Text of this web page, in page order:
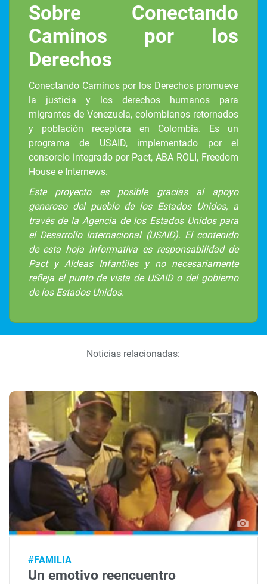
Sobre Conectando
Caminos por los
Derechos
Conectando Caminos por los Derechos promueve
la justicia y los derechos humanos para
migrantes de Venezuela, colombianos retornados
y población receptora en Colombia. Es un
programa de USAID, implementado por el
consorcio integrado por Pact, ABA ROLI, Freedom
House e Internews.
Este proyecto es posible gracias al apoyo
generoso del pueblo de los Estados Unidos, a
través de la Agencia de los Estados Unidos para
el Desarrollo Internacional (USAID). El contenido
de esta hoja informativa es responsabilidad de
Pact y Aldeas Infantiles y no necesariamente
refleja el punto de vista de USAID o del gobierno
de los Estados Unidos.
Noticias relacionadas:
#FAMILIA
Un emotivo reencuentro